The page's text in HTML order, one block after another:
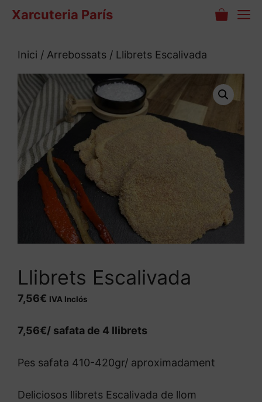
VésXarcuteria París
Inici / Arrebossats / Llibrets Escalivada
Llibrets Escalivada
7,56€ IVA Inclós
7,56€/ safata de 4 llibrets
Pes safata 410-420gr/ aproximadament
Deliciosos llibrets Escalivada de llom